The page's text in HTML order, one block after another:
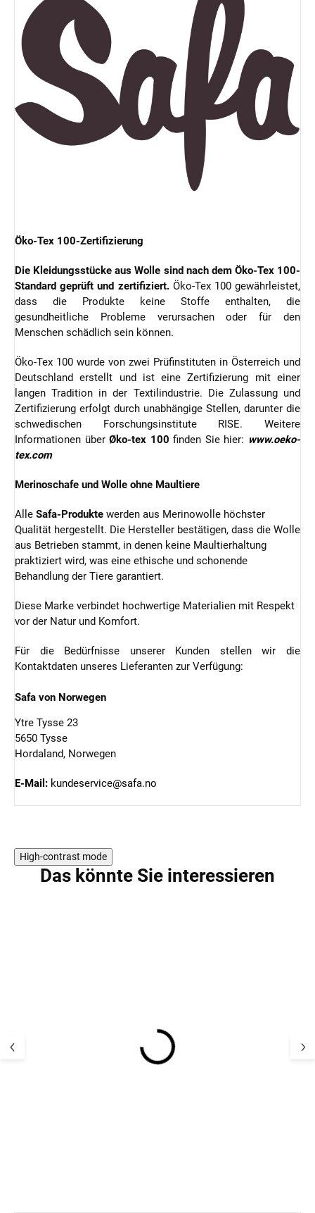
Öko-Tex 100-Zertifizierung
Die Kleidungsstücke aus Wolle sind nach dem Öko-Tex 100-
Standard geprüft und zertifiziert.Öko-Tex 100 gewährleistet,
dass die Produkte keine Stoffe enthalten, die
gesundheitliche Probleme verursachen oder für den
Menschen schädlich sein können.
Öko-Tex 100 wurde von zwei Prüfinstituten in Österreich und
Deutschland erstellt und ist eine Zertifizierung mit einer
langen Tradition in der Textilindustrie. Die Zulassung und
Zertifizierung erfolgt durch unabhängige Stellen, darunter die
schwedischen Forschungsinstitute RISE. Weitere
Informationen überØko-tex 100 finden Sie hier: www.oeko-
tex.com
Merinoschafe und Wolle ohne Maultiere
Alle Safa-Produkte werden aus Merinowolle höchster
Qualität hergestellt. Die Hersteller bestätigen, dass die Wolle
aus Betrieben stammt, in denen keine Maultierhaltung
praktiziert wird, was eine ethische und schonende
Behandlung der Tiere garantiert.
Diese Marke verbindet hochwertige Materialien mit Respekt
vor der Natur und Komfort.
Für die Bedürfnisse unserer Kunden stellen wir die
Kontaktdaten unseres Lieferanten zur Verfügung:
Safa von Norwegen
Ytre Tysse 23
5650 Tysse
Hordaland, Norwegen
E-Mail: kundeservice@safa.no
High-contrast mode
Das könnte Sie interessieren